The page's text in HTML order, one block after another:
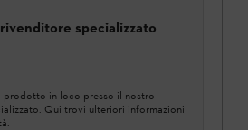
specializzato
prodotto in loco presso il nostro
Qui trovi ulteriori informazioni